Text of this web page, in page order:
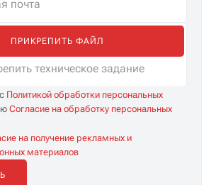
ПРИКРЕПИТЬ ФАЙЛ
техническое задание
Политикой обработки персональных
Согласие на обработку персональных
на получение рекламных и
материалов